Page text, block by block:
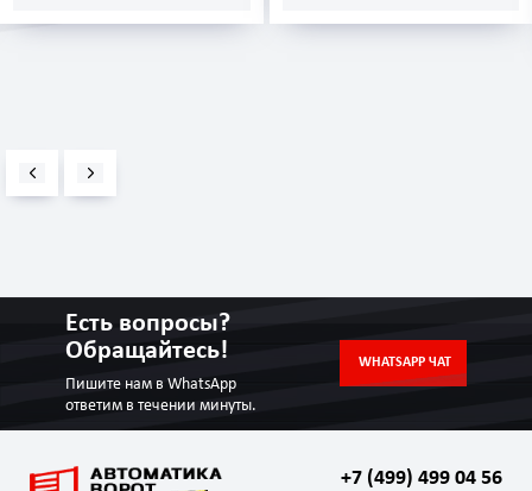
Есть вопросы?
Обращайтесь!
Пишите нам в WhatsApp
ответим в течении минуты.
WHATSAPP ЧАТ
+7 (499) 499 04 56